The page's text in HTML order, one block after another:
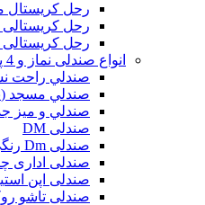
رحل کریستال
رحل کریستالی
رحل
انواع صندلی نماز و 4 پایه
صندلي راحت
صندلي مسجد
صندلي و ميز
صندلی DM
صندلی Dm رنگی
صندلی اداری
صندلی اپن
صندلی تاشو